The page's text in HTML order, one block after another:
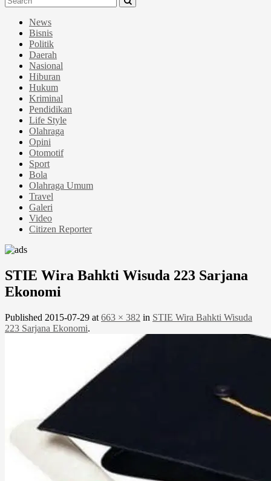
News
Bisnis
Politik
Daerah
Nasional
Hiburan
Hukum
Kriminal
Pendidikan
Life Style
Olahraga
Opini
Otomotif
Sport
Bola
Olahraga Umum
Travel
Galeri
Video
Citizen Reporter
STIE Wira Bahkti Wisuda 223 Sarjana
Ekonomi
Published 2015-07-29 at 663 × 382 in STIE Wira Bahkti Wisuda
223 Sarjana Ekonomi.